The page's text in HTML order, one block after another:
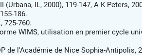
IL, 2000), 119-147, A K Peters,
186.
725-760.
WIMS, utilisation en premier cycle
de l'Académie de Nice Sophia-Antipolis,